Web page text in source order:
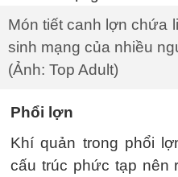
Món tiết canh lợn chứa
sinh mạng của nhiều
(Ảnh: Top Adult)
Phổi lợn
Khí quản trong phổi
cấu trúc phức tạp nên